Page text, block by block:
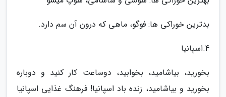
بدترین خوراکی ها: فوگو، ماهی که درون آن سم دارد.
4.اسپانیا
بخورید، بیاشامید، بخوابید، دوساعت کار کنید و دوباره
بخورید و بیاشامید، زنده باد اسپانیا! فرهنگ غذایی اسپانیا